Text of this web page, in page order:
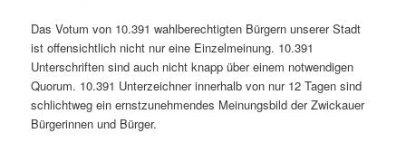
Das Votum von 10.391 wahlberechtigten Bürgern unserer Stadt
ist offensichtlich nicht nur eine Einzelmeinung. 10.391
Unterschriften sind auch nicht knapp über einem notwendigen
Quorum. 10.391 Unterzeichner innerhalb von nur 12 Tagen sind
schlichtweg ein ernstzunehmendes Meinungsbild der Zwickauer
Bürgerinnen und Bürger.